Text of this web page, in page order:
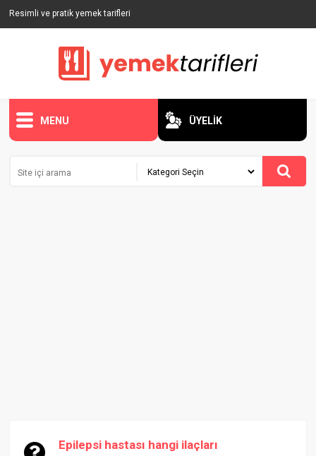
Resimli ve pratik yemek tarifleri
MENU ÜYELİK
Epilepsi hastası hangi ilaçları